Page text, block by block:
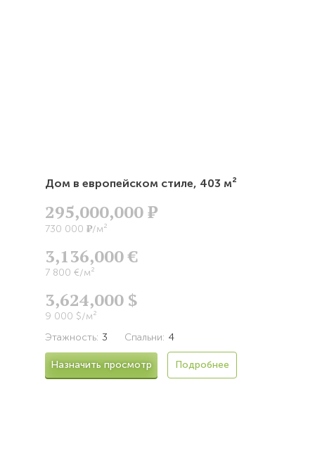
Дом в европейском стиле, 403 м²
295,000,000Р
730 000 Р/м²
3,136,000 €
7 800 €/м²
3,624,000 $
9 000 $/м²
Этажность: 3 Спальни: 4
Назначить просмотр Подробнее